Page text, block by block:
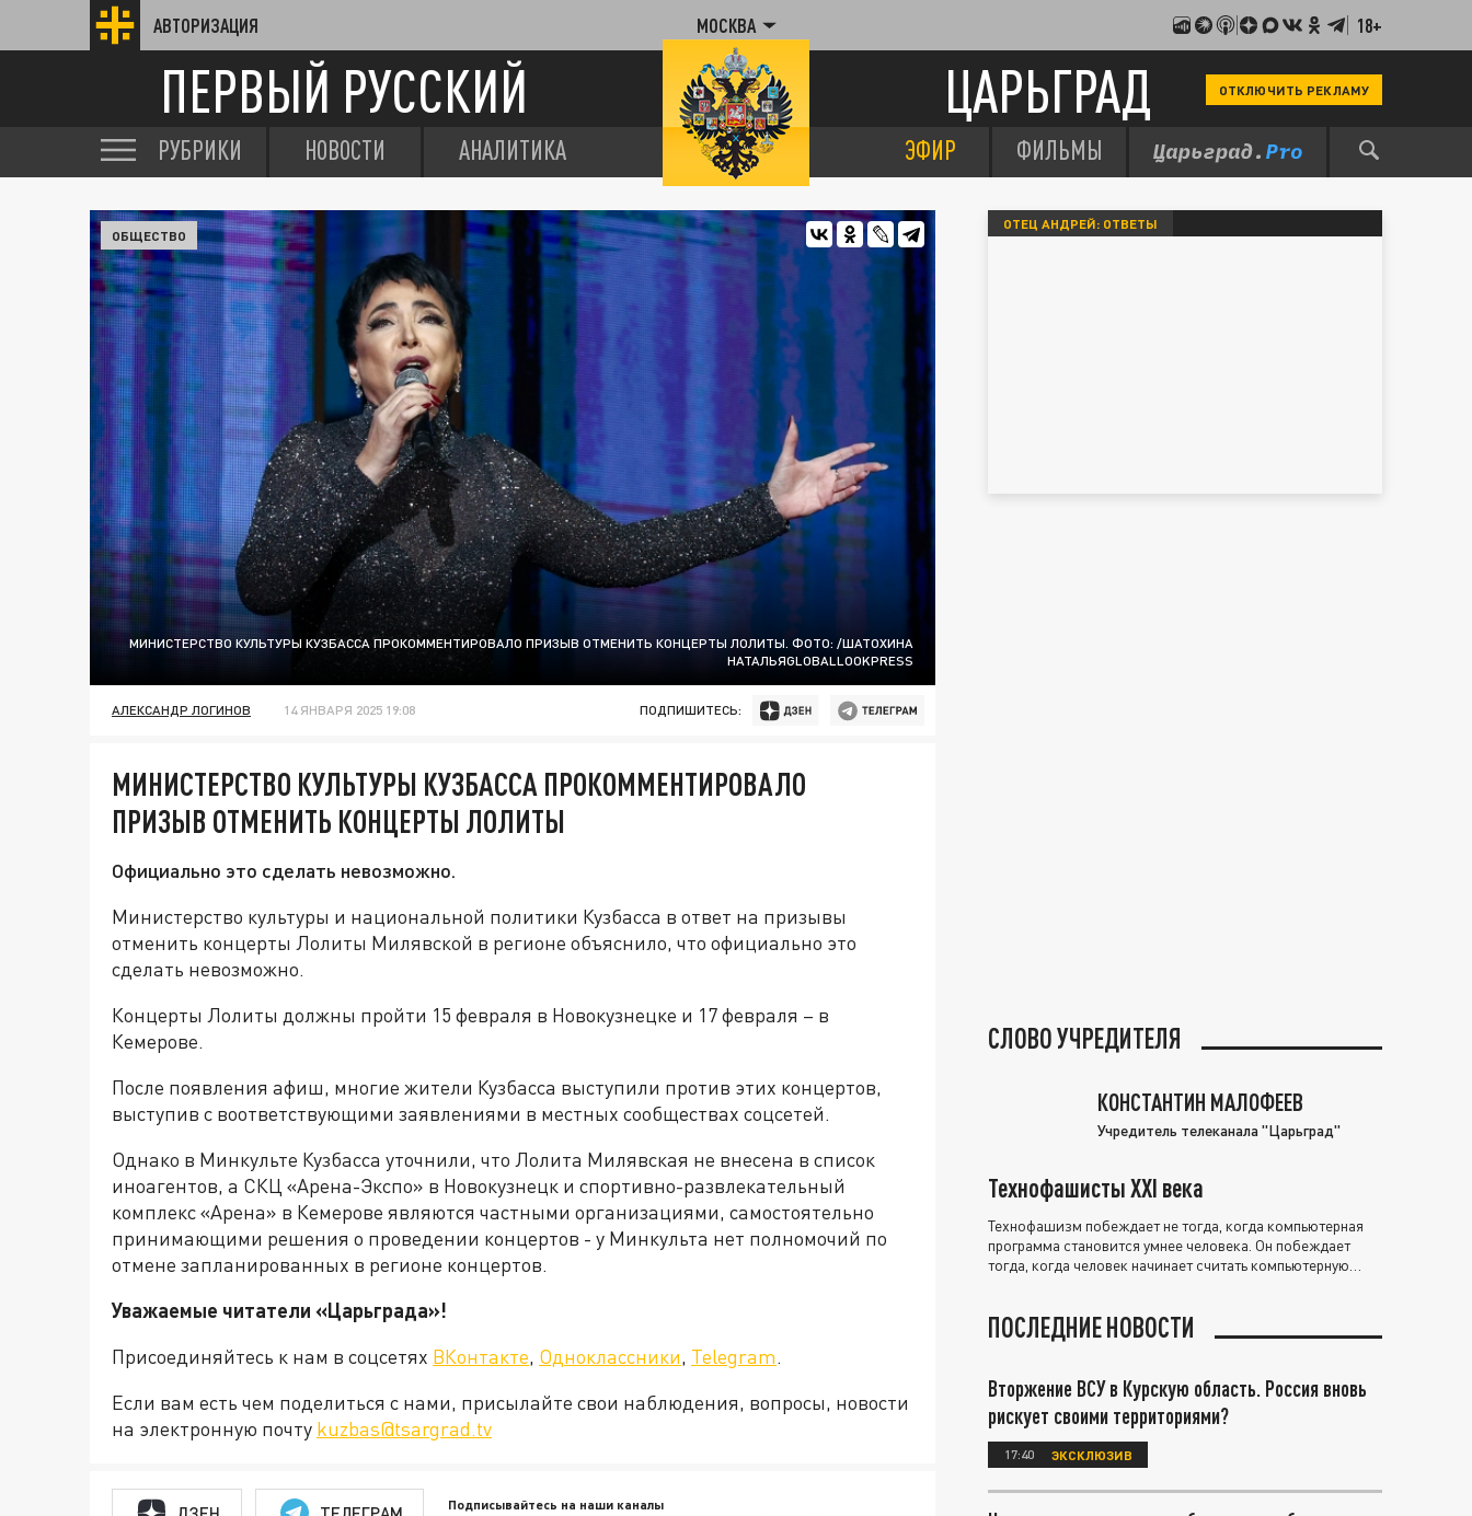
АВТОРИЗАЦИЯ МОСКВА 18+
ПЕРВЫЙ РУССКИЙ ЦАРЬГРАД ОТКЛЮЧИТЬ РЕКЛАМУ
РУБРИКИ НОВОСТИ АНАЛИТИКА ЭФИР ФИЛЬМЫ
МИНИСТЕРСТВО КУЛЬТУРЫ КУЗБАССА ПРОКОММЕНТИРОВАЛО ПРИЗЫВ ОТМЕНИТЬ КОНЦЕРТЫ ЛОЛИТЫ. ФОТО: /ШАТОХИНА
НАТАЛЬЯGLOBALLOOKPRESS
ОБЩЕСТВО
АЛЕКСАНДР ЛОГИНОВ 14 ЯНВАРЯ 2025 19:08 ПОДПИШИТЕСЬ:
МИНИСТЕРСТВО КУЛЬТУРЫ КУЗБАССА ПРОКОММЕНТИРОВАЛО
ПРИЗЫВ ОТМЕНИТЬ КОНЦЕРТЫ ЛОЛИТЫ
Официально это сделать невозможно.
Министерство культуры и национальной политики Кузбасса в ответ на призывы
отменить концерты Лолиты Милявской в регионе объяснило, что официально это
сделать невозможно.
Концерты Лолиты должны пройти 15 февраля в Новокузнецке и 17 февраля – в
Кемерове.
После появления афиш, многие жители Кузбасса выступили против этих концертов,
выступив с воответствующими заявлениями в местных сообществах соцсетей.
Однако в Минкульте Кузбасса уточнили, что Лолита Милявская не внесена в список
иноагентов, а СКЦ «Арена-Экспо» в Новокузнецк и спортивно-развлекательный
комплекс «Арена» в Кемерове являются частными организациями, самостоятельно
принимающими решения о проведении концертов - у Минкульта нет полномочий по
отмене запланированных в регионе концертов.
Уважаемые читатели «Царьграда»!
Присоединяйтесь к нам в соцсетях ВКонтакте, Одноклассники, Telegram.
Если вам есть чем поделиться с нами, присылайте свои наблюдения, вопросы, новости
на электронную почту kuzbas@tsargrad.tv
Подписывайтесь на наши каналы
ОТЕЦ АНДРЕЙ: ОТВЕТЫ
СЛОВО УЧРЕДИТЕЛЯ
КОНСТАНТИН МАЛОФЕЕВ
Учредитель телеканала "Царьград"
Технофашисты XXI века
Технофашизм побеждает не тогда, когда компьютерная
программа становится умнее человека. Он побеждает
тогда, когда человек начинает считать компьютерную
ПОСЛЕДНИЕ НОВОСТИ
Вторжение ВСУ в Курскую область. Россия вновь
рискует своими территориями?
17:40 ЭКСКЛЮЗИВ